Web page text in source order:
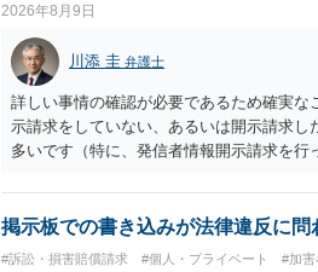
2026年8月9日
川添 圭 弁護士
詳しい事情の確認が必要であるため確実
示請求をしていない、あるいは開示請求
多いです（特に、発信者情報開示請求を
掲示板での書き込みが法律違反に問
#訴訟・損害賠償請求 #個人・プライベート #加害